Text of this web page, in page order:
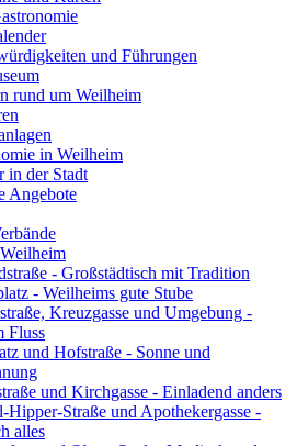
und Führungen
rund um Weilheim
in Weilheim
in der Stadt
Angebote
- Großstädtisch mit Tradition
- Weilheims gute Stube
Kreuzgasse und Umgebung -
Fluss
und Hofstraße - Sonne und
und Kirchgasse - Einladend anders
Hipper-Straße und Apothekergasse -
alles